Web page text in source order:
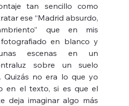
tan sencillo como
ese “Madrid absurdo,
que en mis
en blanco y
escenas en un
sobre un suelo
Quizás no era lo que yo
en el texto, si es que el
deja imaginar algo más